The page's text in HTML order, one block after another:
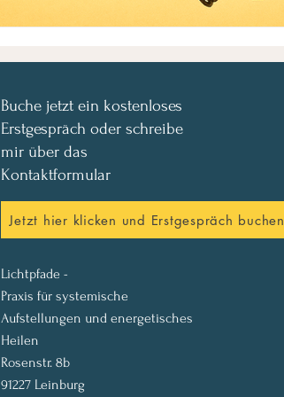
Buche jetzt ein kostenloses
Erstgespräch oder schreibe
mir über das
Kontaktformular
Jetzt hier klicken und Erstgespräch buchen
Lichtpfade -
Praxis für systemische
Aufstellungen und energetisches
Heilen
Rosenstr. 8b
91227 Leinburg